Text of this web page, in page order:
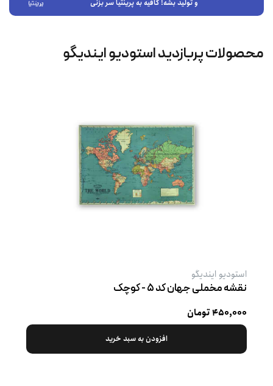
و تولید بشه! کافیه به پرینتیا سر بزنی
محصولات پربازدید استودیو ایندیگو
استودیو ایندیگو
نقشه مخملی جهان کد ۵ - کوچک
۴۵۰,۰۰۰ تومان
افزودن به سبد خرید